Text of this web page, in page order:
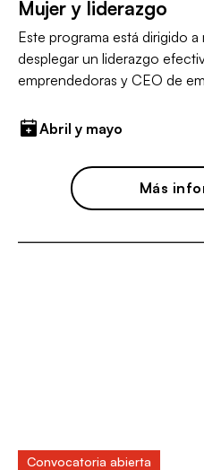
Mujer y liderazgo
Este programa está dirigido
desplegar un liderazgo
emprendedoras y CEO de
Abril y mayo
Más
Convocatoria abierta